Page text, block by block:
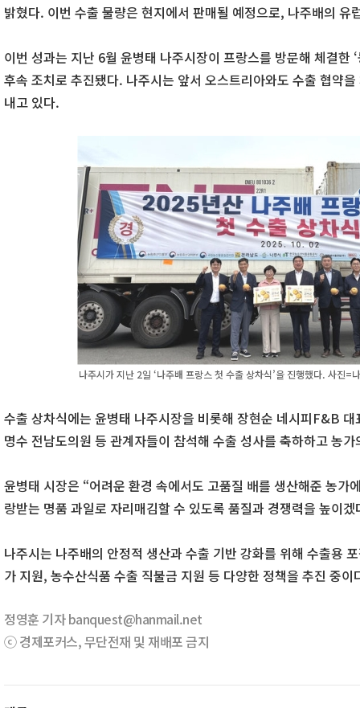
밝혔다. 이번 수출 물량은 현지에서 판매될 예정으로, 나주배의 유
이번 성과는 지난 6월 윤병태 나주시장이 프랑스를 방문해 체결한
후속 조치로 추진됐다. 나주시는 앞서 오스트리아와도 수출 협약
내고 있다.
나주시가 지난 2일 ‘나주배 프랑스 첫 수출 상차식’을 진행했다. 사진=
수출 상차식에는 윤병태 나주시장을 비롯해 장현순 네시피F&B
명수 전남도의원 등 관계자들이 참석해 수출 성사를 축하하고 농
윤병태 시장은 “어려운 환경 속에서도 고품질 배를 생산해준 농가
랑받는 명품 과일로 자리매김할 수 있도록 품질과 경쟁력을 높이
나주시는 나주배의 안정적 생산과 수출 기반 강화를 위해 수출용
가 지원, 농수산식품 수출 직불금 지원 등 다양한 정책을 추진 중이
정영훈 기자 banquest@hanmail.net
ⓒ 경제포커스, 무단전재 및 재배포 금지